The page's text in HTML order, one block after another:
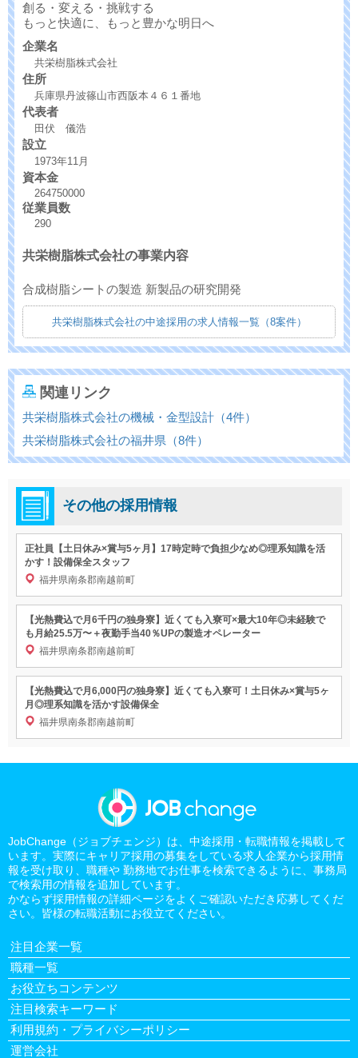
創る・変える・挑戦する
もっと快適に、もっと豊かな明日へ
企業名
共栄樹脂株式会社
住所
兵庫県丹波篠山市西阪本４６１番地
代表者
田伏 儀浩
設立
1973年11月
資本金
264750000
従業員数
290
共栄樹脂株式会社の事業内容
合成樹脂シートの製造 新製品の研究開発
共栄樹脂株式会社の中途採用の求人情報一覧（8案件）
関連リンク
共栄樹脂株式会社の機械・金型設計（4件）
共栄樹脂株式会社の福井県（8件）
その他の採用情報
正社員【土日休み×賞与5ヶ月】17時定時で負担少なめ◎理系知識を活
かす！設備保全スタッフ
福井県南条郡南越前町
【光熱費込で月6千円の独身寮】近くても入寮可×最大10年◎未経験で
も月給25.5万〜＋夜勤手当40％UPの製造オペレーター
福井県南条郡南越前町
【光熱費込で月6,000円の独身寮】近くても入寮可！土日休み×賞与5ヶ
月◎理系知識を活かす設備保全
福井県南条郡南越前町
JobChange（ジョブチェンジ）は、中途採用・転職情報を掲載して
います。実際にキャリア採用の募集をしている求人企業から採用情
報を受け取り、職種や 勤務地でお仕事を検索できるように、事務局
で検索用の情報を追加しています。
かならず採用情報の詳細ページをよくご確認いただき応募してくだ
さい。皆様の転職活動にお役立てください。
注目企業一覧
職種一覧
お役立ちコンテンツ
注目検索キーワード
利用規約・プライバシーポリシー
運営会社